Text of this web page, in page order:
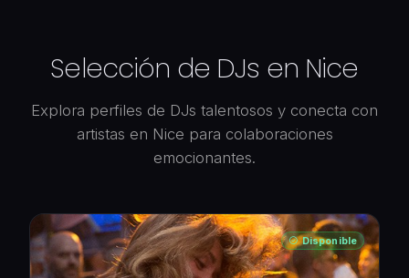
Selección de DJs en Nice
Explora perfiles de DJs talentosos y conecta con
artistas en Nice para colaboraciones
emocionantes.
Disponible